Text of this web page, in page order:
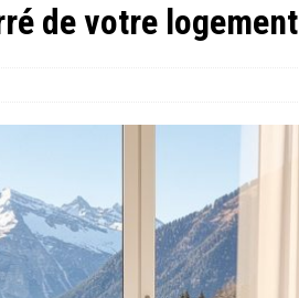
de votre logement